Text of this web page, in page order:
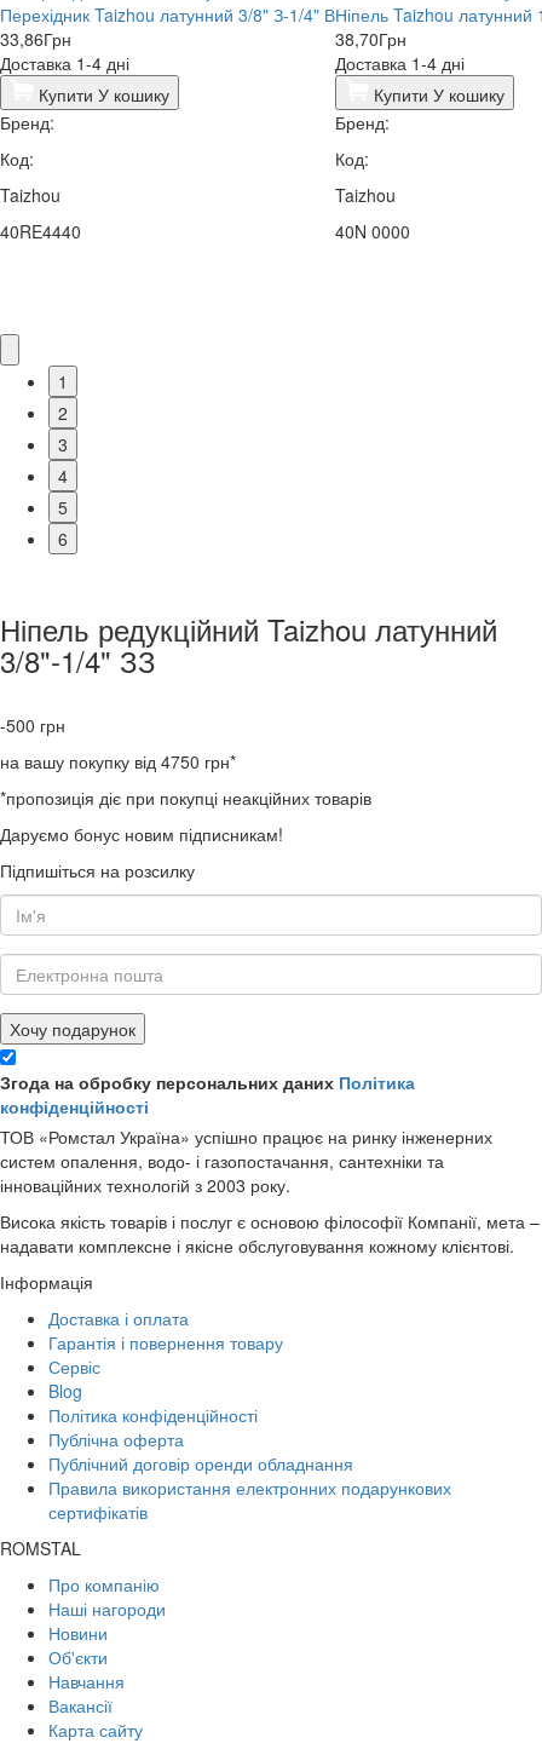
Перехідник Taizhou латунний 3/8" З-1/4" В
33,86Грн
Доставка 1-4 дні
Купити У кошику
Бренд:
Код:
Taizhou
40RE4440
Ніпель Taizhou латунний
38,70Грн
Доставка 1-4 дні
Купити У кошику
Бренд:
Код:
Taizhou
40N 0000
1
2
3
4
5
6
Ніпель редукційний Taizhou латунний
3/8"-1/4" ЗЗ
-500 грн
на вашу покупку від 4750 грн*
*пропозиція діє при покупці неакційних товарів
Даруємо бонус новим підписникам!
Підпишіться на розсилку
Хочу подарунок
Згода на обробку персональних даних Політика
конфіденційності
ТОВ «Ромстал Україна» успішно працює на ринку інженерних
систем опалення, водо- і газопостачання, сантехніки та
інноваційних технологій з 2003 року.
Висока якість товарів і послуг є основою філософії Компанії, мета –
надавати комплексне і якісне обслуговування кожному клієнтові.
Інформація
Доставка і оплата
Гарантія і повернення товару
Сервіс
Blog
Політика конфіденційності
Публічна оферта
Публічний договір оренди обладнання
Правила використання електронних подарункових
сертифікатів
ROMSTAL
Про компанію
Наші нагороди
Новини
Об'єкти
Навчання
Вакансії
Карта сайту